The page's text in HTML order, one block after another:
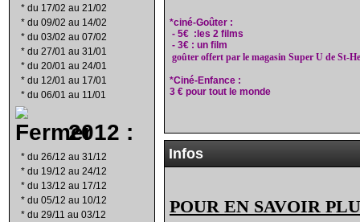
* du 17/02 au 21/02
* du 09/02 au 14/02
* du 03/02 au 07/02
* du 27/01 au 31/01
* du 20/01 au 24/01
* du 12/01 au 17/01
* du 06/01 au 11/01
2012 :
* du 26/12 au 31/12
* du 19/12 au 24/12
* du 13/12 au 17/12
* du 05/12 au 10/12
* du 29/11 au 03/12
*ciné-Goûter :
- 5€ :les 2 films
- 3€ : un film
goûter offert par le magasin Super U de St-
*Ciné-Enfance :
3 € pour tout le monde
Infos
POUR EN SAVOIR